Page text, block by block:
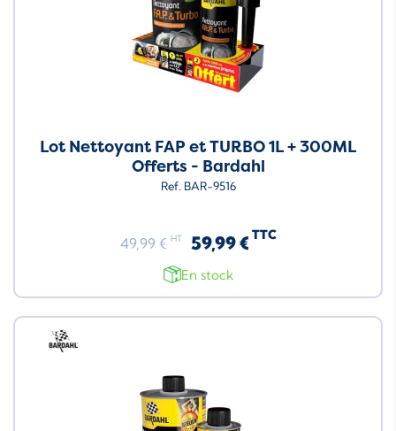
Lot Nettoyant FAP et TURBO 1L + 300ML
Offerts - Bardahl
Ref. BAR-9516
49,99 € HT 59,99 € TTC
En stock
Neuf